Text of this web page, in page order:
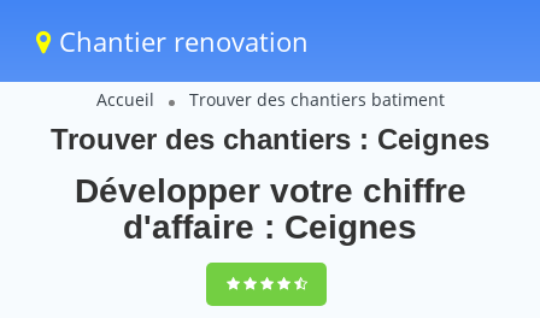
Chantier renovation
Accueil Trouver des chantiers batiment
Trouver des chantiers : Ceignes
Développer votre chiffre
d'affaire : Ceignes